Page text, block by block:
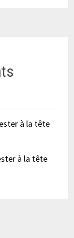
à la tête
à la tête